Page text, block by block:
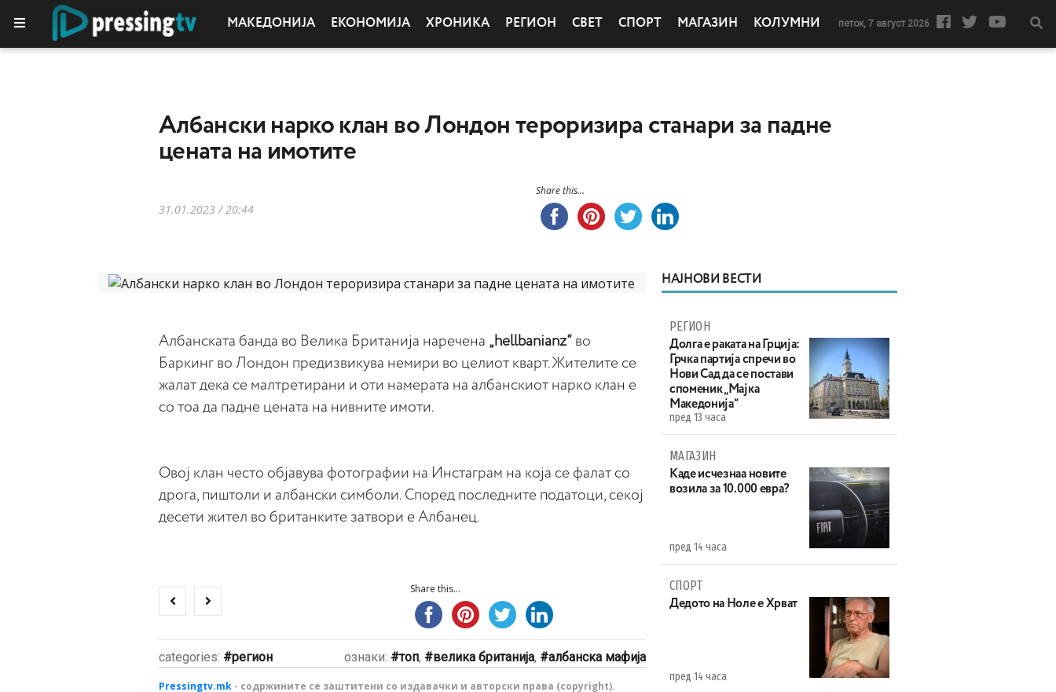
МАКЕДОНИЈА ЕКОНОМИЈА ХРОНИКА РЕГИОН СВЕТ СПОРТ МАГАЗИН КОЛУМНИ петок, 7 август 2026
Албански нарко клан во Лондон тероризира станари за падне
цената на имотите
31.01.2023 / 20:44
Share this...
Aлбанската банда во Велика Британија наречена „hellbanianz“ во
Баркинг во Лондон предизвикува немири во целиот кварт.Жителите се
жалат дека се малтретирани и оти намерата на албанскиот нарко клан е
со тоа да падне цената на нивните имоти.
Овој клан често објавува фотографии на Инстаграм на која се фалат со
дрога, пиштоли и албански симболи. Според последните податоци, секој
десети жител во британките затвори е Албанец.
Share this...
categories: регион ознаки: топ, велика британија, албанска мафија
Pressingtv.mk - содржините се заштитени со издавачки и авторски права (copyright).
НАЈНОВИ ВЕСТИ
РЕГИОН
Долга е раката на Грција:
Грчка партија спречи во
Нови Сад да се постави
споменик „Мајка
Македонија“
пред 13 часа
МАГАЗИН
Каде исчезнаа новите
возила за 10.000 евра?
пред 14 часа
СПОРТ
Дедото на Ноле е Хрват
пред 14 часа